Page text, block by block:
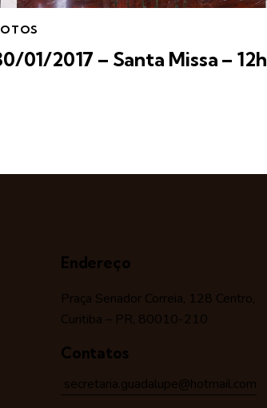
01/2017 – Santa Missa – 12h
Endereço
Praça Senador Correia, 128 Centro,
Curitiba – PR, 80010-210
Contatos
secretaria.guadalupe@hotmail.com